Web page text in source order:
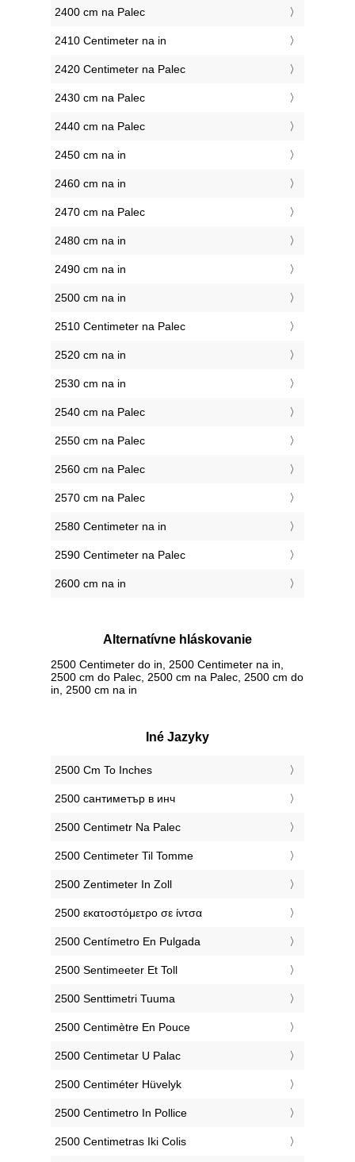
2400 cm na Palec
2410 Centimeter na in
2420 Centimeter na Palec
2430 cm na Palec
2440 cm na Palec
2450 cm na in
2460 cm na in
2470 cm na Palec
2480 cm na in
2490 cm na in
2500 cm na in
2510 Centimeter na Palec
2520 cm na in
2530 cm na in
2540 cm na Palec
2550 cm na Palec
2560 cm na Palec
2570 cm na Palec
2580 Centimeter na in
2590 Centimeter na Palec
2600 cm na in
Alternatívne hláskovanie
2500 Centimeter do in, 2500 Centimeter na in,
2500 cm do Palec, 2500 cm na Palec, 2500 cm do
in, 2500 cm na in
Iné Jazyky
‎2500 Cm To Inches
‎2500 сантиметър в инч
‎2500 Centimetr Na Palec
‎2500 Centimeter Til Tomme
‎2500 Zentimeter In Zoll
‎2500 εκατοστόμετρο σε ίντσα
‎2500 Centímetro En Pulgada
‎2500 Sentimeeter Et Toll
‎2500 Senttimetri Tuuma
‎2500 Centimètre En Pouce
‎2500 Centimetar U Palac
‎2500 Centiméter Hüvelyk
‎2500 Centimetro In Pollice
‎2500 Centimetras Iki Colis